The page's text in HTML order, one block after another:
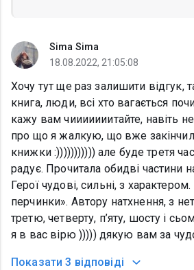
Sima Sima
18.08.2022, 21:05:08
Хочу тут ще раз залишити відгук,
книга, люди, всі хто вагається
кажу вам чииииииитайте, навіть
про що я жалкую, що вже
книжки :))))))))))) але буде третя
радує. Прочитала обидві частини
Герої чудові, сильні, з
перчинки». Автору натхнення, з
третю, четверту, п’яту, шосту і
я в вас вірю ))))) дякую вам за
Показати 3 відповіді